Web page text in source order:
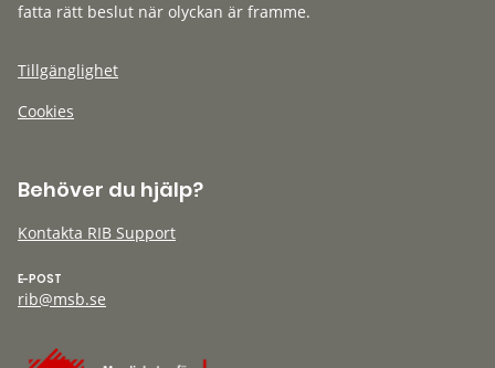
fatta rätt beslut när olyckan är framme.
Tillgänglighet
Cookies
Behöver du hjälp?
Kontakta RIB Support
E-POST
rib@msb.se